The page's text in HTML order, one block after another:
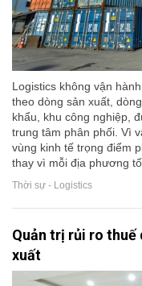
Logistics không vận
theo dòng sản xuất,
khẩu, khu công nghiệp,
trung tâm phân phối. Vì
vùng kinh tế trọng điểm
thay vì mỗi địa phương
Thời sự - Logistics
Quản trị rủi ro thuế
xuất